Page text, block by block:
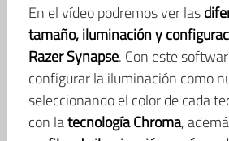
En el vídeo podremos ver las
tamaño, iluminación y
Razer Synapse. Con este
configurar la iluminación como
seleccionando el color de cada
con latecnología Chroma,